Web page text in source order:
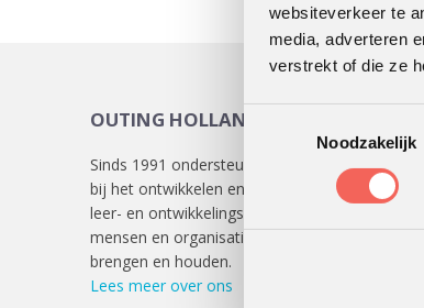
websiteverkeer te
media, adverteren
verstrekt of die ze
Toestemmingsselectie
Noodzakelijk
OUTING HOLLAND
Sinds 1991 ondersteunen we klanten
bij het ontwikkelen en uitvoeren van
leer- en ontwikkelingsprocessen die
mensen en organisaties in beweging
brengen en houden.
Lees meer over ons